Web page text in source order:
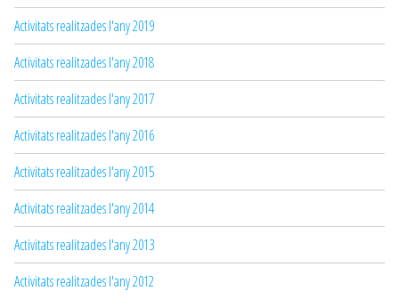
Activitats realitzades l'any 2019
Activitats realitzades l'any 2018
Activitats realitzades l'any 2017
Activitats realitzades l'any 2016
Activitats realitzades l'any 2015
Activitats realitzades l'any 2014
Activitats realitzades l'any 2013
Activitats realitzades l'any 2012